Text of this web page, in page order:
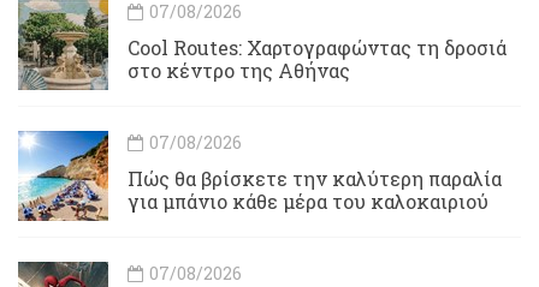
07/08/2026
Cool Routes: Χαρτογραφώντας τη δροσιά
στο κέντρο της Αθήνας
07/08/2026
Πώς θα βρίσκετε την καλύτερη παραλία
για μπάνιο κάθε μέρα του καλοκαιριού
07/08/2026